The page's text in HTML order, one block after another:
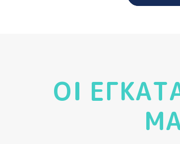
ΟΙ